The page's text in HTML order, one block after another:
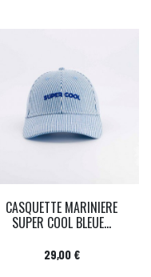
CASQUETTE MARINIERE
SUPER COOL BLEUE...
Prix
29,00 €